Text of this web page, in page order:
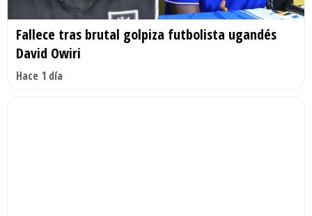
Fallece tras brutal golpiza futbolista ugandés
David Owiri
Hace 1 día